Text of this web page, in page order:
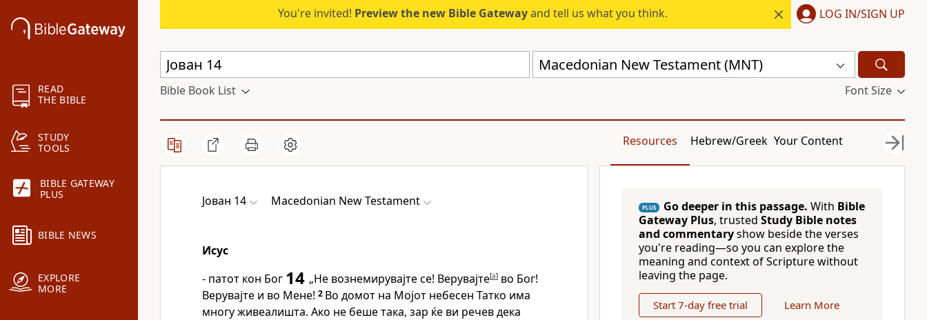
READ
THE BIBLE
STUDY
TOOLS
BIBLE GATEWAY
PLUS
BIBLE NEWS
EXPLORE
MORE
You're invited! Preview the new Bible Gatewayand tell us what you think. LOG IN/SIGN UP
Macedonian New Testament (MNT)
Bible Book List Font Size
Resources Hebrew/Greek Your Content
Јован 14 Macedonian New Testament
Исус
- патот кон Бог 14 „Не вознемирувајте се! Верувајте[a] во Бог!
Верувајте и во Мене! 2 Во домот на Мојот небесен Татко има
многу живеалишта. Ако не беше така, зар ќе ви речев дека
PLUS Go deeper in this passage. With Bible
Gateway Plus, trusted Study Bible notes
and commentaryshow beside the verses
you're reading—so you can explore the
meaning and context of Scripture without
leaving the page.
Start 7-day free trial Learn More